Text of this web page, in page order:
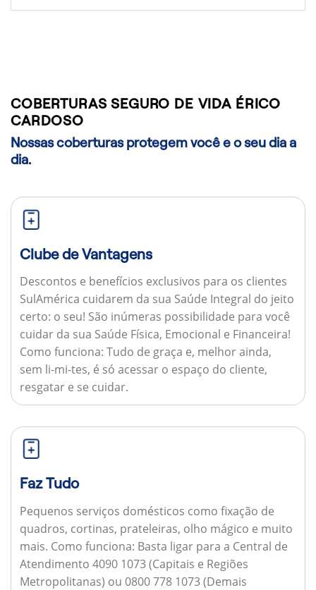
COBERTURAS SEGURO DE VIDA ÉRICO
CARDOSO
Nossas coberturas protegem você e o seu dia a
dia.
Clube de Vantagens
Descontos e benefícios exclusivos para os clientes
SulAmérica cuidarem da sua Saúde Integral do jeito
certo: o seu! São inúmeras possibilidade para você
cuidar da sua Saúde Física, Emocional e Financeira!
Como funciona: Tudo de graça e, melhor ainda,
sem li-mi-tes, é só acessar o espaço do cliente,
resgatar e se cuidar.
Faz Tudo
Pequenos serviços domésticos como fixação de
quadros, cortinas, prateleiras, olho mágico e muito
mais. Como funciona: Basta ligar para a Central de
Atendimento 4090 1073 (Capitais e Regiões
Metropolitanas) ou 0800 778 1073 (Demais